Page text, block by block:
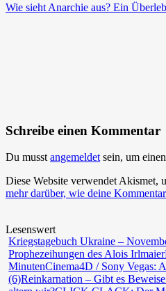
Wie sieht Anarchie aus? Ein
Schreibe einen Kommentar
Du musst angemeldet sein, um
Diese Website verwendet Akismet,
mehr darüber, wie deine
Lesenswert
Kriegstagebuch Ukraine –
Prophezeihungen des Alois Irlmaier
MinutenCinema4D / Sony Vegas:
(6)Reinkarnation – Gibt es